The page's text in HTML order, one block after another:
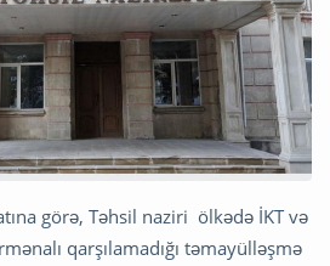
görə, Təhsil naziri ölkədə İKT və
qarşılamadığı təmayülləşmə